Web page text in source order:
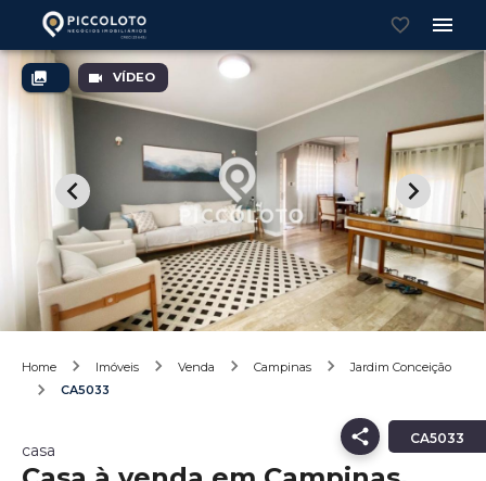
VÍDEO
Home Imóveis Venda Campinas
Jardim Conceição
CA5033
CA5033
casa